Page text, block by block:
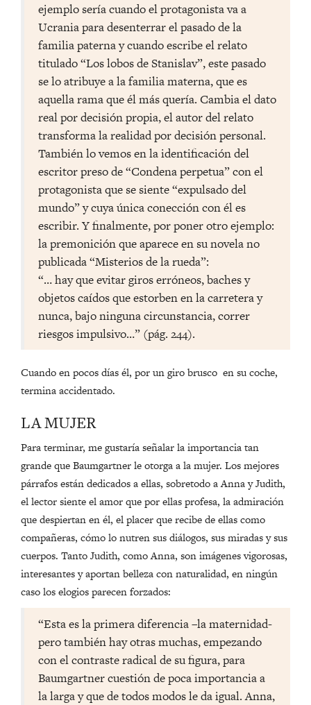
ejemplo sería cuando el protagonista va a
Ucrania para desenterrar el pasado de la
familia paterna y cuando escribe el relato
titulado “Los lobos de Stanislav”, este pasado
se lo atribuye a la familia materna, que es
aquella rama que él más quería. Cambia el dato
real por decisión propia, el autor del relato
transforma la realidad por decisión personal.
También lo vemos en la identificación del
escritor preso de “Condena perpetua” con el
protagonista que se siente “expulsado del
mundo” y cuya única conección con él es
escribir. Y finalmente, por poner otro ejemplo:
la premonición que aparece en su novela no
publicada “Misterios de la rueda”:
“… hay que evitar giros erróneos, baches y
objetos caídos que estorben en la carretera y
nunca, bajo ninguna circunstancia, correr
riesgos impulsivo…” (pág. 244).
Cuando en pocos días él, por un giro brusco en su coche,
termina accidentado.
LA MUJER
Para terminar, me gustaría señalar la importancia tan
grande que Baumgartner le otorga a la mujer. Los mejores
párrafos están dedicados a ellas, sobretodo a Anna y Judith,
el lector siente el amor que por ellas profesa, la admiración
que despiertan en él, el placer que recibe de ellas como
compañeras, cómo lo nutren sus diálogos, sus miradas y sus
cuerpos. Tanto Judith, como Anna, son imágenes vigorosas,
interesantes y aportan belleza con naturalidad, en ningún
caso los elogios parecen forzados:
“Esta es la primera diferencia –la maternidad-
pero también hay otras muchas, empezando
con el contraste radical de su figura, para
Baumgartner cuestión de poca importancia a
la larga y que de todos modos le da igual. Anna,